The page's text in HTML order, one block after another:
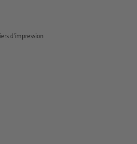
FOGRA51 (PSO Coated v3) pour les
(PSO Uncoated v3 FOGRA52) pour
d'impression